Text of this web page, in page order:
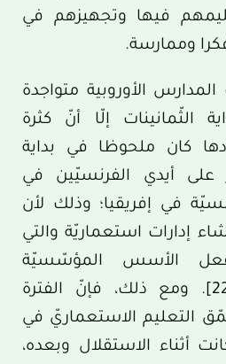
فيها وتجهيزهم في
وممارسة.
الأوروبية متواجدة
الثّمانينات إلّا أنّ كثرة
كان ملحوظا في بداية
على أيدي الفرنسيّين في
في إفريقيا؛ وذلك لأن
إدارات استعماريّة والتي
الأسس المؤسّسيّة
. ومع ذلك، فإنّ الفترة
التعليم الاستعماريّ في
أثناء الاستقلال وبعده،